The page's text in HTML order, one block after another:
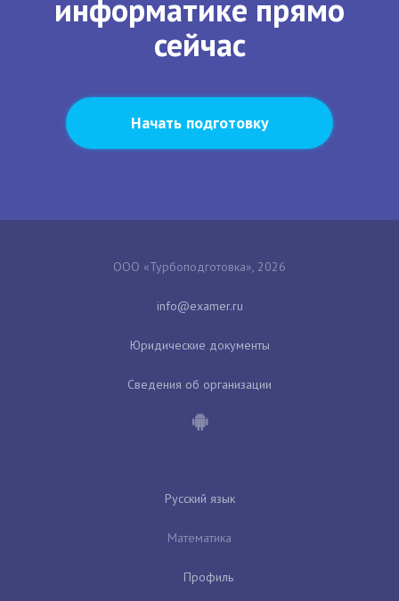
информатике прямо
сейчас
Начать подготовку
ООО «Турбоподготовка», 2026
Юридические документы
Сведения об организации
Русский язык
Математика
Профиль